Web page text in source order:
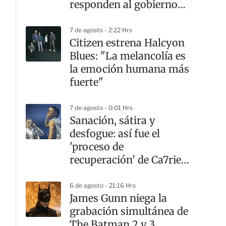
responden al gobierno
7 de agosto - 2:22 Hrs
Citizen estrena Halcyon
Blues: "La melancolía es
la emoción humana más
fuerte"
7 de agosto - 0:01 Hrs
Sanación, sátira y
desfogue: así fue el
'proceso de
recuperación' de Ca7riel
CDMX
6 de agosto - 21:16 Hrs
James Gunn niega la
grabación simultánea de